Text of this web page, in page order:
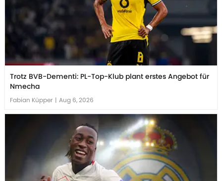
Trotz BVB-Dementi: PL-Top-Klub plant erstes Angebot für
Nmecha
Fabian Küpper | Aug 6, 2026